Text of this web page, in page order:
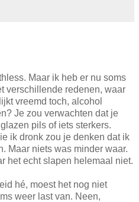
Maar ik heb er nu soms
verschillende redenen, waar
vreemd toch, alcohol
Je zou verwachten dat je
pils of iets sterkers.
ik dronk zou je denken dat ik
Maar niets was minder waar.
het echt slapen helemaal niet.
hé, moest het nog niet
weer last van. Neen,